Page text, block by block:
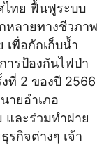
ไทย ฟื้นฟูระบบ
หลายทางชีวภาพ
พื่อกักเก็บน้ำ
ารป้องกันไฟป่า
ที่ 2 ของปี 2566
ายอำเภอ
และร่วมทำฝาย
รกิจต่างๆ เจ้า